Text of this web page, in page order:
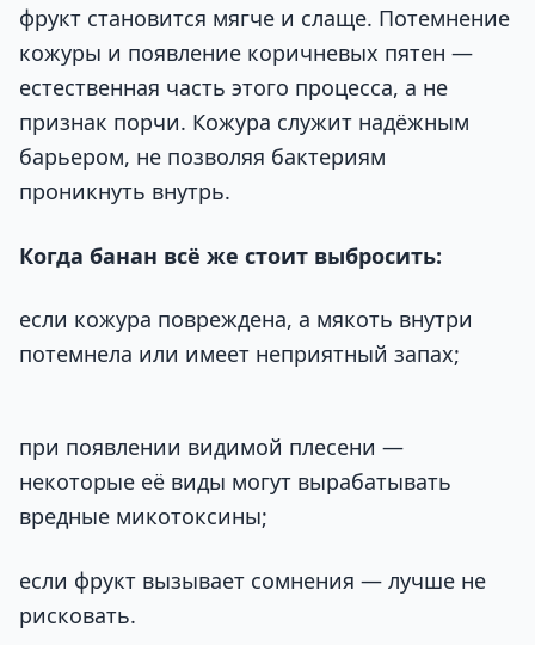
фрукт становится мягче и слаще. Потемнение
кожуры и появление коричневых пятен —
естественная часть этого процесса, а не
признак порчи. Кожура служит надёжным
барьером, не позволяя бактериям
проникнуть внутрь.
Когда банан всё же стоит выбросить:
если кожура повреждена, а мякоть внутри
потемнела или имеет неприятный запах;
при появлении видимой плесени —
некоторые её виды могут вырабатывать
вредные микотоксины;
если фрукт вызывает сомнения — лучше не
рисковать.